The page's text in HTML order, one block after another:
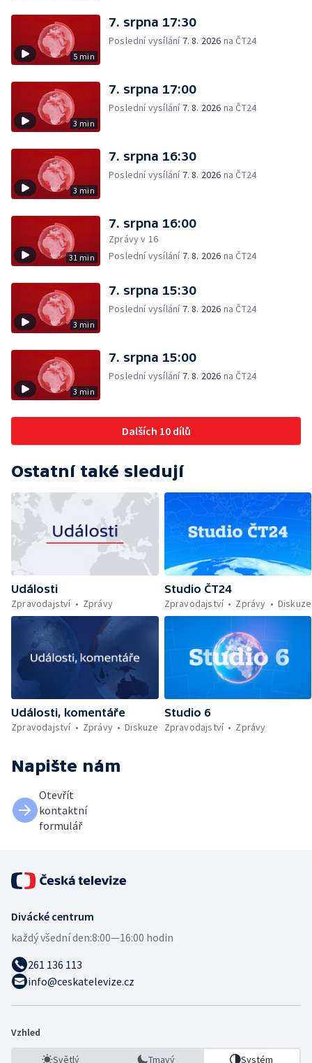
5 min
7. srpna 17:30
Poslední vysílání 7. 8. 2026 na ČT24
3 min
7. srpna 17:00
Poslední vysílání 7. 8. 2026 na ČT24
3 min
7. srpna 16:30
Poslední vysílání 7. 8. 2026 na ČT24
31 min
7. srpna 16:00
Zprávy v 16
Poslední vysílání 7. 8. 2026 na ČT24
3 min
7. srpna 15:30
Poslední vysílání 7. 8. 2026 na ČT24
3 min
7. srpna 15:00
Poslední vysílání 7. 8. 2026 na ČT24
Dalších 10 dílů
Ostatní také sledují
Události
Zpravodajství
Zprávy
Studio ČT24
Zpravodajství
Zprávy Diskuze
Události, komentáře
Zpravodajství
Zprávy Diskuze
Studio 6
Zpravodajství
Zprávy
Napište nám
Otevřít
kontaktní
formulář
Divácké centrum
každý všední den:8:00—16:00 hodin
261 136 113
info@ceskatelevize.cz
Vzhled
Světlý Tmavý Systém